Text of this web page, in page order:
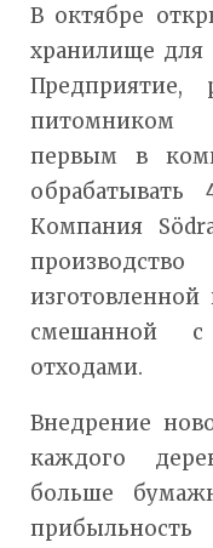
В октябре
хранилище для
Предприятие,
питомником
первым в
Компания
изготовленной
смешанной с
отходами.
Внедрение
каждого
больше